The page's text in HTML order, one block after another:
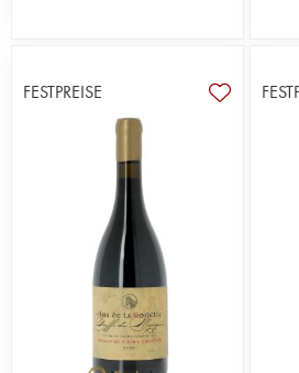
FESTPREISE